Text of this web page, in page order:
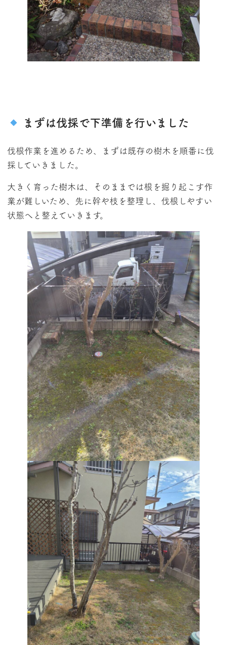
まずは伐採で下準備を行いました
伐根作業を進めるため、まずは既存の樹木を順番に伐
採していきました。
大きく育った樹木は、そのままでは根を掘り起こす作
業が難しいため、先に幹や枝を整理し、伐根しやすい
状態へと整えていきます。